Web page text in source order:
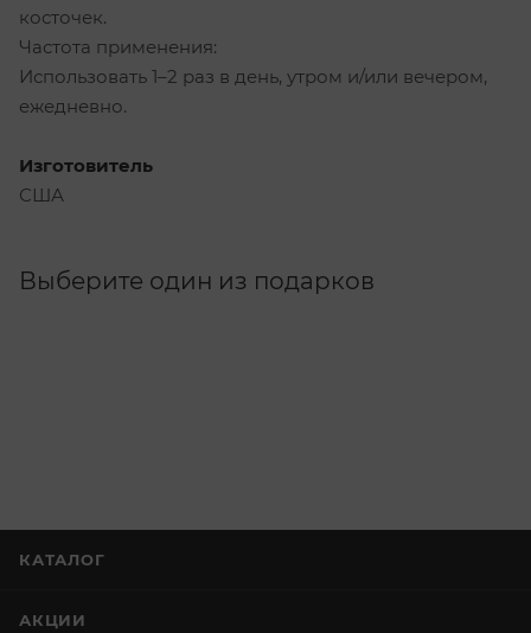
косточек.
Частота применения:
Использовать 1–2 раз в день, утром и/или вечером,
ежедневно.
Изготовитель
США
Выберите один из подарков
КАТАЛОГ
АКЦИИ